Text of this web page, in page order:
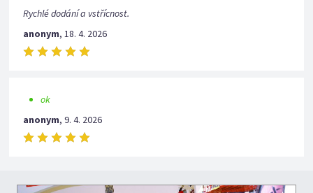
Rychlé dodání a vstřícnost.
anonym,18. 4. 2026
ok
anonym,9. 4. 2026